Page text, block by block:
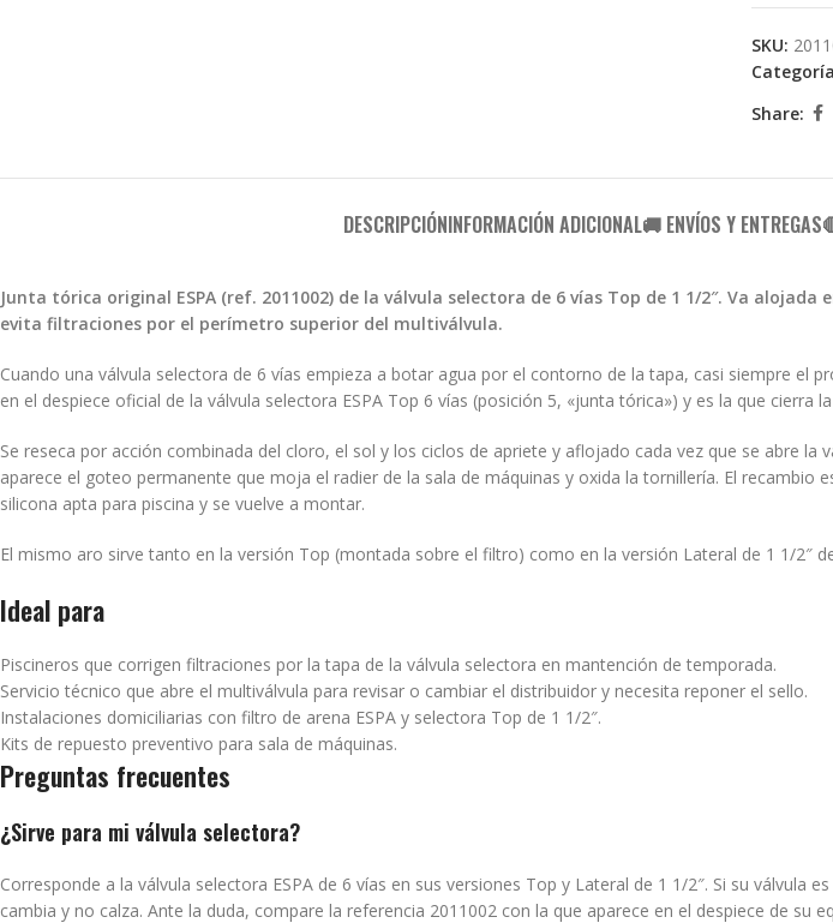
SKU:
Share:
DESCRIPCIÓNINFORMACIÓN ADICIONAL🚚 ENVÍOS Y ENTREGAS
Junta tórica original ESPA (ref. 2011002) de la válvula selectora de 6 vías Top de 1 1/2″. Va
evita filtraciones por el perímetro superior del multiválvula.
Cuando una válvula selectora de 6 vías empieza a botar agua por el contorno de la tapa, casi siempre el
en el despiece oficial de la válvula selectora ESPA Top 6 vías (posición 5, «junta tórica») y es la que
Se reseca por acción combinada del cloro, el sol y los ciclos de apriete y aflojado cada vez que se abre
aparece el goteo permanente que moja el radier de la sala de máquinas y oxida la tornillería. El
silicona apta para piscina y se vuelve a montar.
El mismo aro sirve tanto en la versión Top (montada sobre el filtro) como en la versión Lateral de 1 1/2″
Ideal para
Piscineros que corrigen filtraciones por la tapa de la válvula selectora en mantención de temporada.
Servicio técnico que abre el multiválvula para revisar o cambiar el distribuidor y necesita reponer el sello.
Instalaciones domiciliarias con filtro de arena ESPA y selectora Top de 1 1/2″.
Kits de repuesto preventivo para sala de máquinas.
Preguntas frecuentes
¿Sirve para mi válvula selectora?
Corresponde a la válvula selectora ESPA de 6 vías en sus versiones Top y Lateral de 1 1/2″. Si su
cambia y no calza. Ante la duda, compare la referencia 2011002 con la que aparece en el despiece de su